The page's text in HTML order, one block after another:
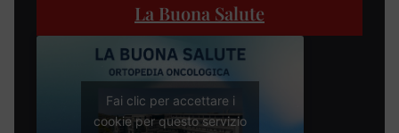
La Buona Salute
Fai clic per accettare i
cookie per questo servizio